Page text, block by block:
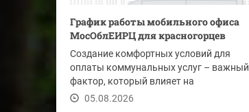
График работы мобильного офиса
МосОблЕИРЦ для красногорцев
Создание комфортных условий для
оплаты коммунальных услуг – важный
фактор, который влияет на
своевременность...
05.08.2026